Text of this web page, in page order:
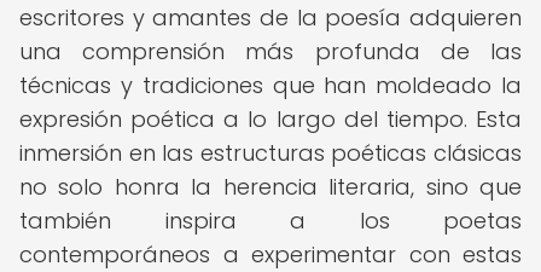
escritores y amantes de la poesía adquieren
una comprensión más profunda de las
técnicas y tradiciones que han moldeado la
expresión poética a lo largo del tiempo. Esta
inmersión en las estructuras poéticas clásicas
no solo honra la herencia literaria, sino que
también inspira a los poetas
contemporáneos a experimentar con estas